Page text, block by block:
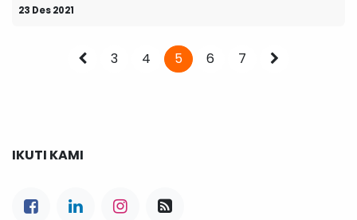
23 Des 2021
3 4 5 6 7
IKUTI KAMI